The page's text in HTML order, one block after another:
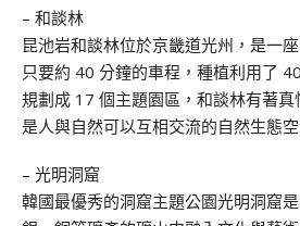
– 和談林
昆池岩和談林位於京畿道光州，是一
只要約 40 分鐘的車程，種植利用了
規劃成 17 個主題園區，和談林有著
是人與自然可以互相交流的自然生態空
– 光明洞窟
韓國最優秀的洞窟主題公園光明洞窟